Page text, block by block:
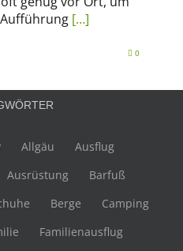
[…]
0
Allgäu
Ausflug
Ausrüstung
Barfuß
Berge
Camping
Familienausflug